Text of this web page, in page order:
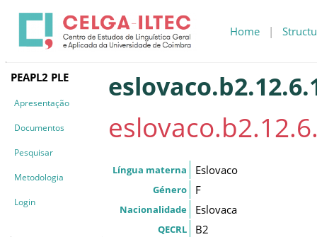
Home |
PEAPL2 PLE
Apresentação
Documentos
Pesquisar
Metodologia
Login
Língua materna Eslovaco
Género F
Nacionalidade Eslovaca
QECRL B2